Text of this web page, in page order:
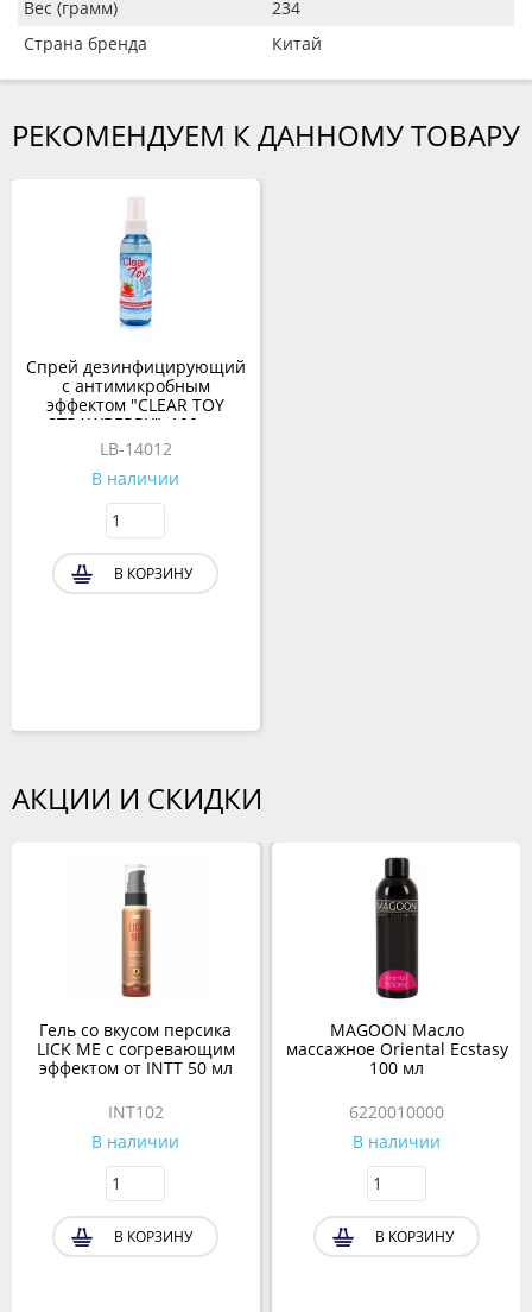
Вес (грамм)
234
Страна бренда
Китай
РЕКОМЕНДУЕМ К ДАННОМУ ТОВАРУ
Спрей дезинфицирующий
с антимикробным
эффектом "CLEAR TOY
STRAWBERRY", 100 мл
LB-14012
В наличии
В КОРЗИНУ
АКЦИИ И СКИДКИ
Гель со вкусом персика
LICK ME с согревающим
эффектом от INTT 50 мл
INT102
В наличии
В КОРЗИНУ
MAGOON Масло
массажное Oriental Ecstasy
100 мл
6220010000
В наличии
В КОРЗИНУ